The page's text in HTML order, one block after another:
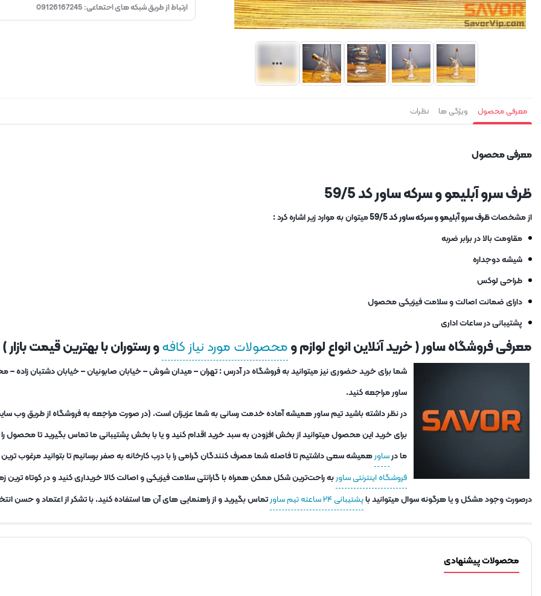
ارتباط از طریق شبکه های احتماعی: 09126167245
معرفی محصول ویژگی ها نظرات
معرفی محصول
ظرف سرو آبلیمو و سرکه ساور کد 59/5
از مشخصاتظرف سرو آبلیمو و سرکه ساور کد 59/5
میتوان به موارد زیر اشاره کرد :
مقاومت بالا در برابر ضربه
شیشه دوجداره
طراحی لوکس
دارای ضمانت اصالت و سلامت فیزیکی محصول
پشتیبانی در ساعات اداری
معرفی فروشگاه ساور ( خرید آنلاین انواع لوازم ومحصولات مورد نیاز کافهو رستوران با بهترین قیمت بازار )
ساور مراجعه کنید.
در نظر داشته باشید تیم ساور همیشه آماده خدمت رسانی به شما عزیزان است. (در صورت مراجعه به فروشگاه از طریق وب
برای خرید این محصول میتوانید از بخش افزودن به سبد خرید اقدام کنید و یا با بخش پشتیبانی ما تماس بگیرید تا محصول
ما درساورهمیشه سعی داشتیم تا فاصله شما مصرف کنندگان گرامی را با درب کارخانه به صفر برسانیم تا بتوانید مرغوب
فروشگاه اینترنتی ساوربه راحت‌ترین شکل ممکن همراه با گارانتی سلامت فیزیکی و اصالت کالا خریداری کنید و در کوتاه
درصورت وجود مشکل و یا هرگونه سوال میتوانید باپشتیبانی ۲۴ ساعته تیم ساور تماس بگیرید و از راهنمایی های آن ها استفاده کنید. با تشکر از اعتماد و حسن
محصولات پیشنهادی